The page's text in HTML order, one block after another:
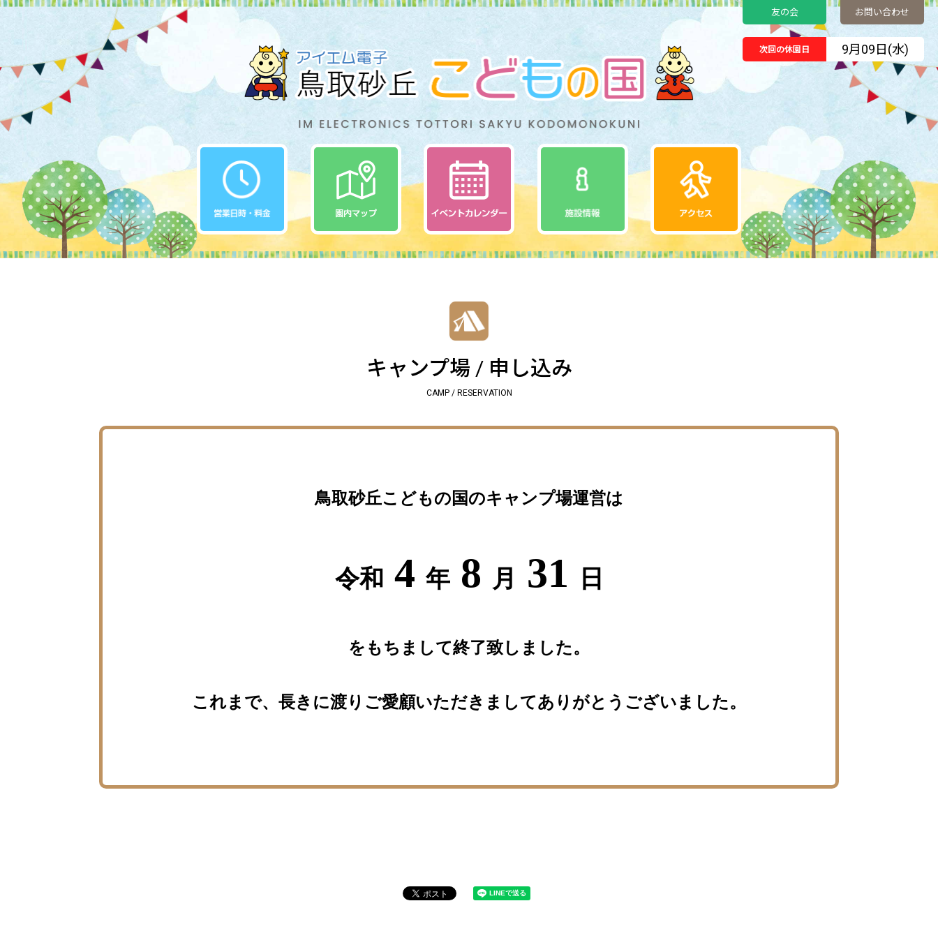
友の会 お問い合わせ
次回の休園日 9月09日(水)
キャンプ場 / 申し込み
CAMP / RESERVATION
鳥取砂丘こどもの国のキャンプ場運営は
令和 4年8 月 31 日
をもちまして終了致しました。
これまで、長きに渡りご愛顧いただきましてありがとうございました。